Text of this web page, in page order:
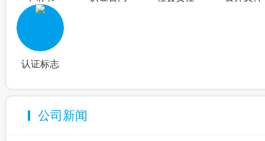
认证标志
公司新闻